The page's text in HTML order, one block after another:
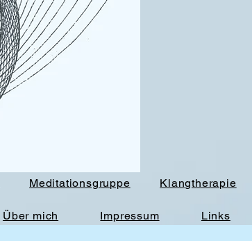
Meditationsgruppe Klangtherapie
Über mich Impressum Links